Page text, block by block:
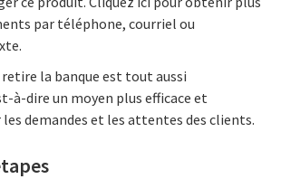
par téléphone, courriel ou
retire la banque est tout aussi
à-dire un moyen plus efficace et
demandes et les attentes des clients.